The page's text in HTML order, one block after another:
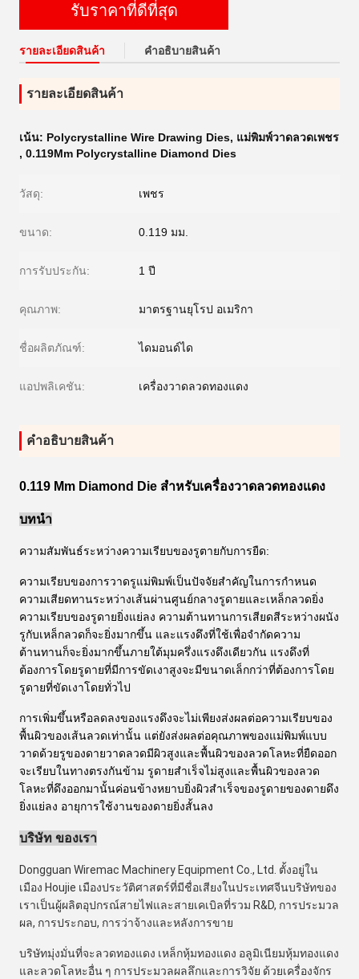
รับราคาที่ดีที่สุด
รายละเอียดสินค้า คําอธิบายสินค้า
รายละเอียดสินค้า
เน้น: Polycrystalline Wire Drawing Dies, แม่พิมพ์วาดลวดเพชร
, 0.119Mm Polycrystalline Diamond Dies
วัสดุ: เพชร
ขนาด: 0.119 มม.
การรับประกัน: 1 ปี
คุณภาพ: มาตรฐานยุโรป อเมริกา
ชื่อผลิตภัณฑ์: ไดมอนด์ได
แอปพลิเคชัน: เครื่องวาดลวดทองแดง
คําอธิบายสินค้า
0.119 Mm Diamond Die สำหรับเครื่องวาดลวดทองแดง
บทนำ
ความสัมพันธ์ระหว่างความเรียบของรูตายกับการยืด:
ความเรียบของการวาดรูแม่พิมพ์เป็นปัจจัยสำคัญในการกำหนด
ความเสียดทานระหว่างเส้นผ่านศูนย์กลางรูดายและเหล็กลวดยิ่ง
ความเรียบของรูดายยิ่งแย่ลง ความต้านทานการเสียดสีระหว่างผนัง
รูกับเหล็กลวดก็จะยิ่งมากขึ้น และแรงดึงที่ใช้เพื่อจำกัดความ
ต้านทานก็จะยิ่งมากขึ้นภายใต้มุมครึ่งแรงดึงเดียวกัน แรงดึงที่
ต้องการโดยรูดายที่มีการขัดเงาสูงจะมีขนาดเล็กกว่าที่ต้องการโดย
รูดายที่ขัดเงาโดยทั่วไป
การเพิ่มขึ้นหรือลดลงของแรงดึงจะไม่เพียงส่งผลต่อความเรียบของ
พื้นผิวของเส้นลวดเท่านั้น แต่ยังส่งผลต่อคุณภาพของแม่พิมพ์แบบ
วาดด้วยรูของดายวาดลวดมีผิวสูงและพื้นผิวของลวดโลหะที่ยืดออก
จะเรียบในทางตรงกันข้าม รูดายสำเร็จไม่สูงและพื้นผิวของลวด
โลหะที่ดึงออกมานั้นค่อนข้างหยาบยิ่งผิวสำเร็จของรูดายของดายดึง
ยิ่งแย่ลง อายุการใช้งานของดายยิ่งสั้นลง
บริษัท ของเรา
Dongguan Wiremac Machinery Equipment Co., Ltd. ตั้งอยู่ใน
เมือง Houjie เมืองประวัติศาสตร์ที่มีชื่อเสียงในประเทศจีนบริษัทของ
เราเป็นผู้ผลิตอุปกรณ์สายไฟและสายเคเบิลที่รวม R&D, การประมวล
ผล, การประกอบ, การว่าจ้างและหลังการขาย
บริษัทมุ่งมั่นที่จะลวดทองแดง เหล็กหุ้มทองแดง อลูมิเนียมหุ้มทองแดง
และลวดโลหะอื่น ๆ การประมวลผลลึกและการวิจัย ด้วยเครื่องจักร